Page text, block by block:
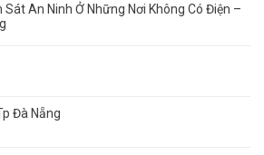
Sát An Ninh Ở Những Nơi Không Có Điện –
Đà Nẵng